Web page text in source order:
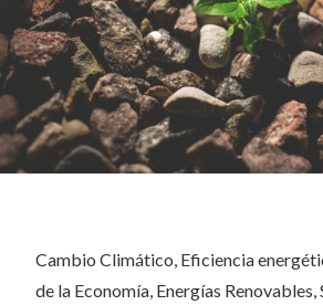
Cambio Climático, Eficiencia
de la Economía, Energías Renovables,